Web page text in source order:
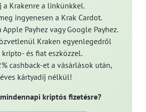
a Krakenre a linkünkkel.
ingyenesen a Krak Cardot.
Apple Payhez vagy Google Payhez.
Kraken egyenlegedről
és fiat eszközzel.
cashback-et a vásárlások után,
kártyadíj nélkül!
kriptós fizetésre?